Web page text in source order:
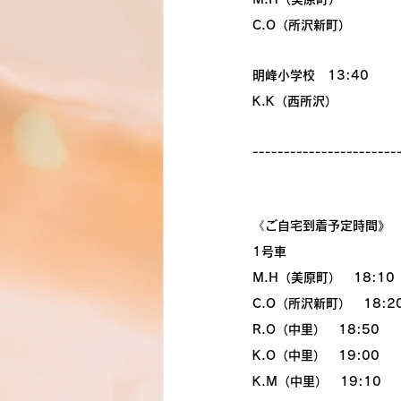
C.O（所沢新町）
明峰小学校　13:40
K.K（西所沢）
《ご自宅到着予定時間》
1号車
M.H（美原町）　18:10
C.O（所沢新町）　
R.O（中里）　18:50
K.O（中里）　19:00
K.M（中里）　19:10